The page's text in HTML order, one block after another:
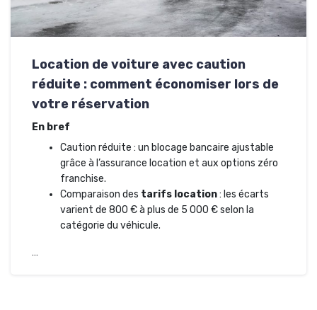
Location de voiture avec caution
réduite : comment économiser lors de
votre réservation
En bref
Caution réduite : un blocage bancaire ajustable
grâce à l’assurance location et aux options zéro
franchise.
Comparaison des tarifs location: les écarts
varient de 800 € à plus de 5 000 € selon la
catégorie du véhicule.
…